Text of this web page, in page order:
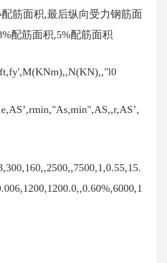
筋面积,最后纵向受力钢筋面
配筋面积,5%配筋面积